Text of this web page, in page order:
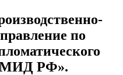
по
МИД РФ».